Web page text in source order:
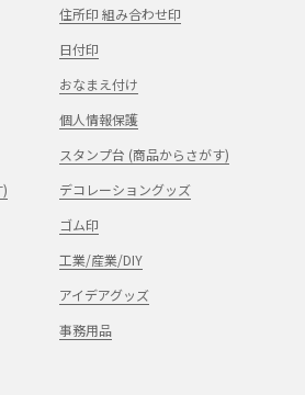
住所印 組み合わせ印
日付印
おなまえ付け
個人情報保護
スタンプ台 (商品からさがす)
デコレーショングッズ
ゴム印
工業/産業/DIY
アイデアグッズ
事務用品